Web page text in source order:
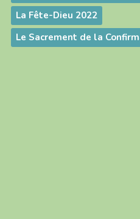
La Fête-Dieu 2022